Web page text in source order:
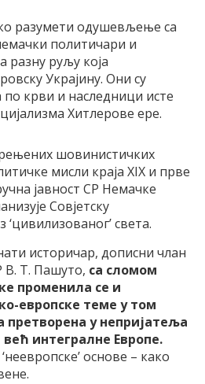
разумети одушевљење са
политичари и
разну руљу која
Украјину. Они су
по крви и наследници исте
Хитлерове ере.
шовинистичких
мисли краја XIX и прве
јавност СР Немачке
Совјетску
‘цивилизованог’ света.
историчар, дописни члан
В. Т. Пашуто, са сломом
променила се и
европске теме у том
претворена у непријатеља
интегралне Европе.
основе – како